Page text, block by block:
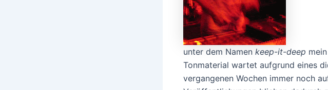
unter dem Namen keep-it-deep
Tonmaterial wartet aufgrund eines
vergangenen Wochen immer noch